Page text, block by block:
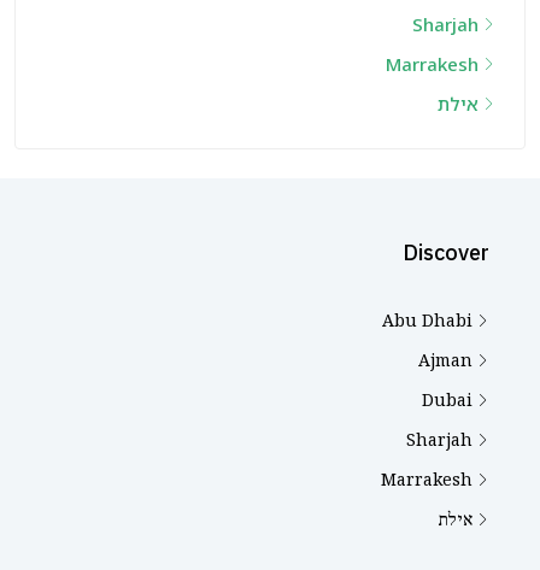
Sharjah
Marrakesh
אילת
Discover
Abu Dhabi
Ajman
Dubai
Sharjah
Marrakesh
אילת